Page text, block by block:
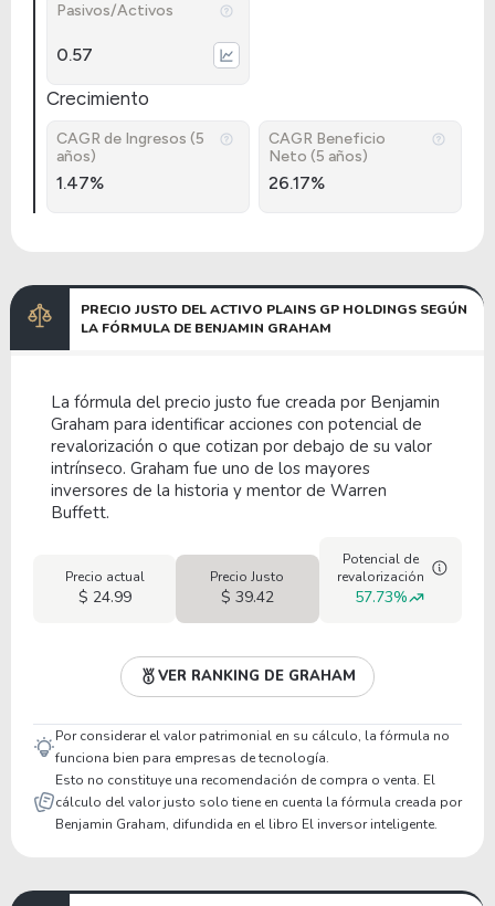
Pasivos/Activos
0.57
Crecimiento
CAGR de Ingresos (5
años)
1.47%
CAGR Beneficio
Neto (5 años)
26.17%
PRECIO JUSTO DEL ACTIVO PLAINS GP HOLDINGS SEGÚN
LA FÓRMULA DE BENJAMIN GRAHAM
La fórmula del precio justo fue creada por Benjamin
Graham para identificar acciones con potencial de
revalorización o que cotizan por debajo de su valor
intrínseco. Graham fue uno de los mayores
inversores de la historia y mentor de Warren
Buffett.
Precio actual
$ 24.99
Precio Justo
$ 39.42
Potencial de
revalorización
57.73%
VER RANKING DE GRAHAM
Por considerar el valor patrimonial en su cálculo, la fórmula no
funciona bien para empresas de tecnología.
Esto no constituye una recomendación de compra o venta. El
cálculo del valor justo solo tiene en cuenta la fórmula creada por
Benjamin Graham, difundida en el libro El inversor inteligente.